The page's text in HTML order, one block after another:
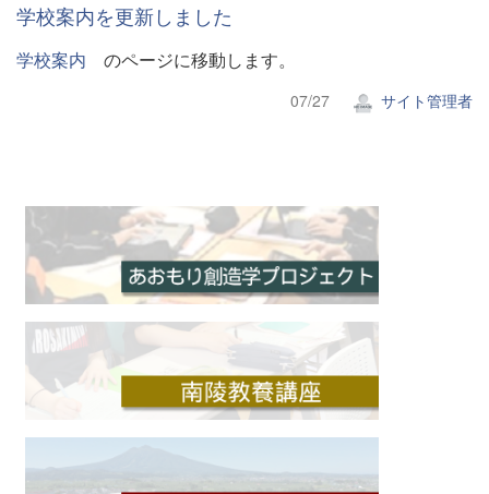
学校案内を更新しました
学校案内 のページに移動します。
07/27 サイト管理者